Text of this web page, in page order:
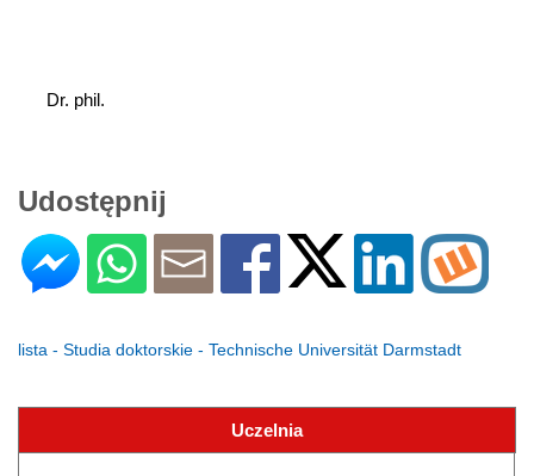
Dr. phil.
Udostępnij
lista - Studia doktorskie - Technische Universität Darmstadt
Uczelnia